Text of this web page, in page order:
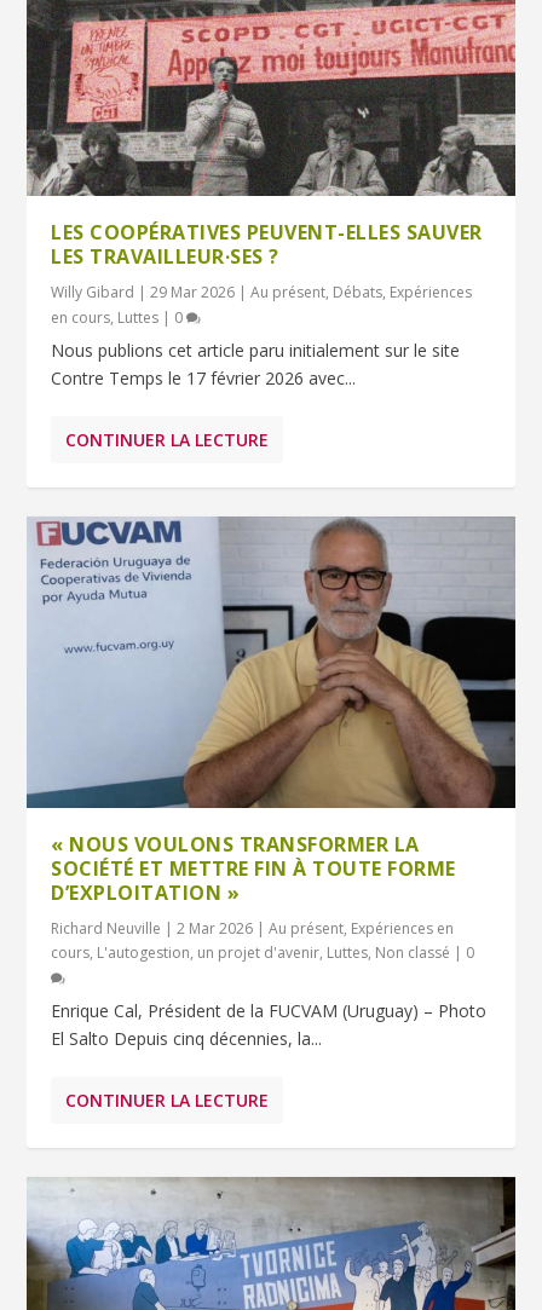
LES COOPÉRATIVES PEUVENT-ELLES SAUVER
LES TRAVAILLEUR·SES ?
Willy Gibard |29 Mar 2026 |Au présent, Débats, Expériences
en cours, Luttes | 0
Nous publions cet article paru initialement sur le site
Contre Temps le 17 février 2026 avec...
CONTINUER LA LECTURE
« NOUS VOULONS TRANSFORMER LA
SOCIÉTÉ ET METTRE FIN À TOUTE FORME
D’EXPLOITATION »
Richard Neuville |2 Mar 2026 |Au présent, Expériences en
cours, L'autogestion, un projet d'avenir, Luttes, Non classé | 0
Enrique Cal, Président de la FUCVAM (Uruguay) – Photo
El Salto Depuis cinq décennies, la...
CONTINUER LA LECTURE